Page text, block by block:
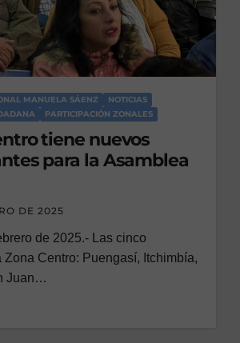
MANUELA SÁENZ
NOTICIAS
PARTICIPACIÓN ZONALES
tiene nuevos
para la Asamblea
DE 2025
de 2025.- Las cinco
Zona Centro: Puengasí, Itchimbía,
Juan…